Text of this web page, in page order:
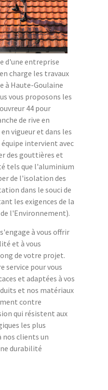
d'une entreprise
charge les travaux
à Haute-Goulaine
vous proposons les
44 pour
de rive en
vigueur et dans les
intervient avec
des gouttières et
tels que l'aluminium
de l'isolation des
dans le souci de
les exigences de la
de l'Environnement).
à vous offrir
et à vous
de votre projet.
service pour vous
et adaptées à vos
et nos matériaux
contre
qui résistent aux
les plus
nos clients un
durabilité